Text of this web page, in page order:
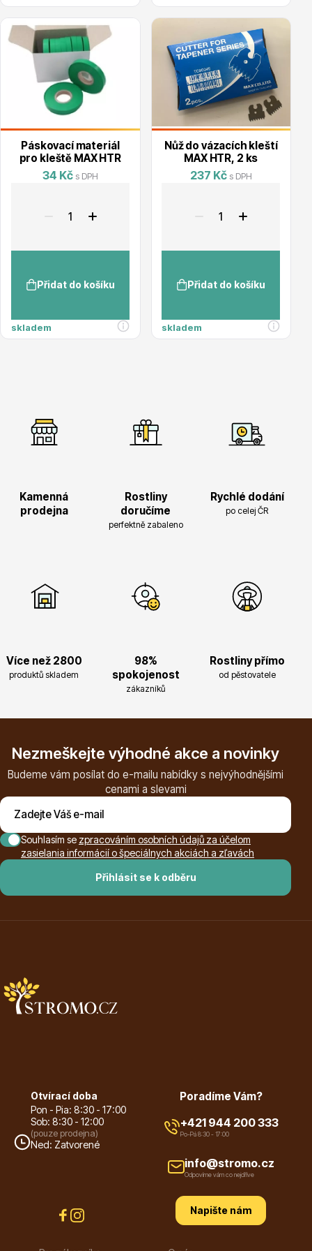
Nářadí, příslušenství
Růže KORDES
Drobná ovoce
Substráty, hnojiva, kůra
Páskovací materiál
pro kleště MAX HTR
34 Kč s DPH
Přidat do košíku
skladem
Nůž do vázacích kleští
MAX HTR, 2 ks
237 Kč s DPH
Přidat do košíku
skladem
Kamenná
prodejna
Rostliny
doručíme
perfektně zabaleno
Rychlé dodání
po celej ČR
Více než 2800
produktů skladem
98%
spokojenost
zákazníků
Rostliny přímo
od pěstovatele
Nezmeškejte výhodné akce a novinky
Budeme vám posílat do e-mailu nabídky s nejvýhodnějšími
cenami a slevami
Přihlásit se k odběru
Souhlasím se zpracováním osobních údajů za účelom
zasielania informácií o špeciálnych akciách a zľavách
Otvírací doba
Pon - Pia: 8:30 - 17:00
Sob: 8:30 - 12:00
(pouze prodejna)
Ned: Zatvorené
Poradíme Vám?
+421 944 200 333
Po-Pá 8:30 - 17:00
info@stromo.cz
Odpovíme vám co nejdříve
Napište nám